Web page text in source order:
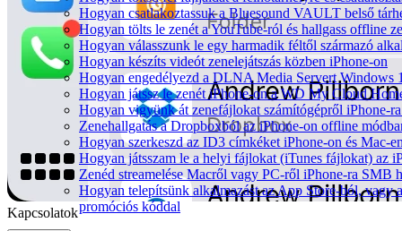
Hogyan csatlakoztassuk a Bluesound VAULT belső
Hogyan tölts le zenét a YouTube-ról és hallgass offline
Hogyan válasszunk le egy harmadik féltől származó
Hogyan készíts videót zenelejátszás közben iPhone-on
Hogyan engedélyezd a DLNA Media Servert Windows
Hogyan játssz le zenét iPhone-on a WD My Cloud
Hogyan vigyünk át zenefájlokat számítógépről iPhone-
Zenehallgatás a Dropboxból az iPhone-on offline
Hogyan szerkeszd az ID3 címkéket iPhone-on és Mac-
Hogyan játsszam le a helyi fájlokat (iTunes fájlokat) az
Zenéd streamelése Macről vagy PC-ről iPhone-ra SMB
Hogyan telepítsünk alkalmazást az App Store-ból, vagy
promóciós kóddal
Kapcsolatok